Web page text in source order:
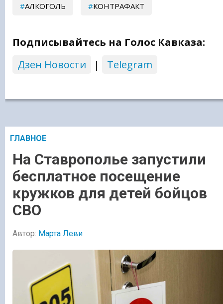
АЛКОГОЛЬ КОНТРАФАКТ
Подписывайтесь на Голос Кавказа:
Дзен Новости
| Telegram
ГЛАВНОЕ
На Ставрополье запустили
бесплатное посещение
кружков для детей бойцов
СВО
Автор: Марта Леви